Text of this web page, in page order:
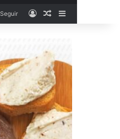
Seguir AccesoPublicación al